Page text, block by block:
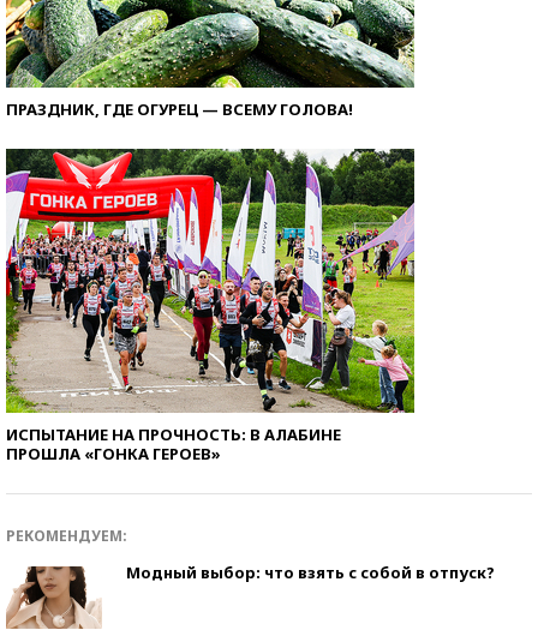
ПРАЗДНИК, ГДЕ ОГУРЕЦ — ВСЕМУ ГОЛОВА!
ИСПЫТАНИЕ НА ПРОЧНОСТЬ: В АЛАБИНЕ
ПРОШЛА «ГОНКА ГЕРОЕВ»
РЕКОМЕНДУЕМ:
Модный выбор: что взять с собой в отпуск?